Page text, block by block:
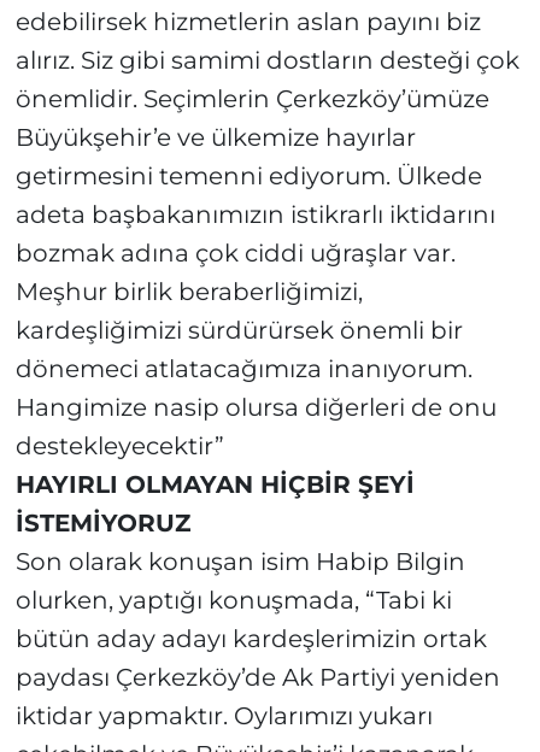
edebilirsek hizmetlerin aslan payını biz
alırız. Siz gibi samimi dostların desteği çok
önemlidir. Seçimlerin Çerkezköy’ümüze
Büyükşehir’e ve ülkemize hayırlar
getirmesini temenni ediyorum. Ülkede
adeta başbakanımızın istikrarlı iktidarını
bozmak adına çok ciddi uğraşlar var.
Meşhur birlik beraberliğimizi,
kardeşliğimizi sürdürürsek önemli bir
dönemeci atlatacağımıza inanıyorum.
Hangimize nasip olursa diğerleri de onu
destekleyecektir”
HAYIRLI OLMAYAN HİÇBİR ŞEYİ
İSTEMİYORUZ
Son olarak konuşan isim Habip Bilgin
olurken, yaptığı konuşmada, “Tabi ki
bütün aday adayı kardeşlerimizin ortak
paydası Çerkezköy’de Ak Partiyi yeniden
iktidar yapmaktır. Oylarımızı yukarı